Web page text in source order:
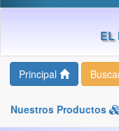
EL
Principal
Nuestros Productos